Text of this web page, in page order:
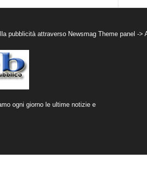
pubblicità attraverso Newsmag Theme panel ->
ogni giorno le ultime notizie e